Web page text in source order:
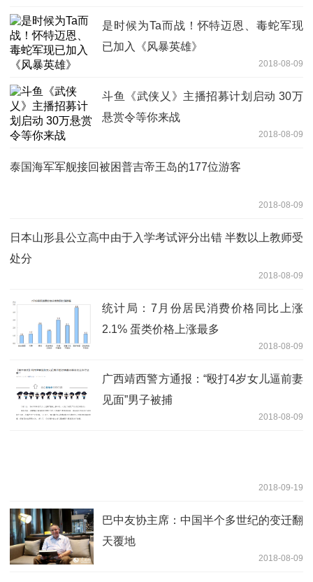
是时候为Ta而战！怀特迈恩、毒蛇军现
已加入《风暴英雄》
2018-08-09
斗鱼《武侠乂》主播招募计划启动 30万
悬赏令等你来战
2018-08-09
泰国海军军舰接回被困普吉帝王岛的177位游客
2018-08-09
日本山形县公立高中由于入学考试评分出错 半数以上教师受
处分
2018-08-09
统计局：7月份居民消费价格同比上涨
2.1% 蛋类价格上涨最多
2018-08-09
广西靖西警方通报：“殴打4岁女儿逼前妻
见面”男子被捕
2018-08-09
2018-09-19
巴中友协主席：中国半个多世纪的变迁翻
天覆地
2018-08-09